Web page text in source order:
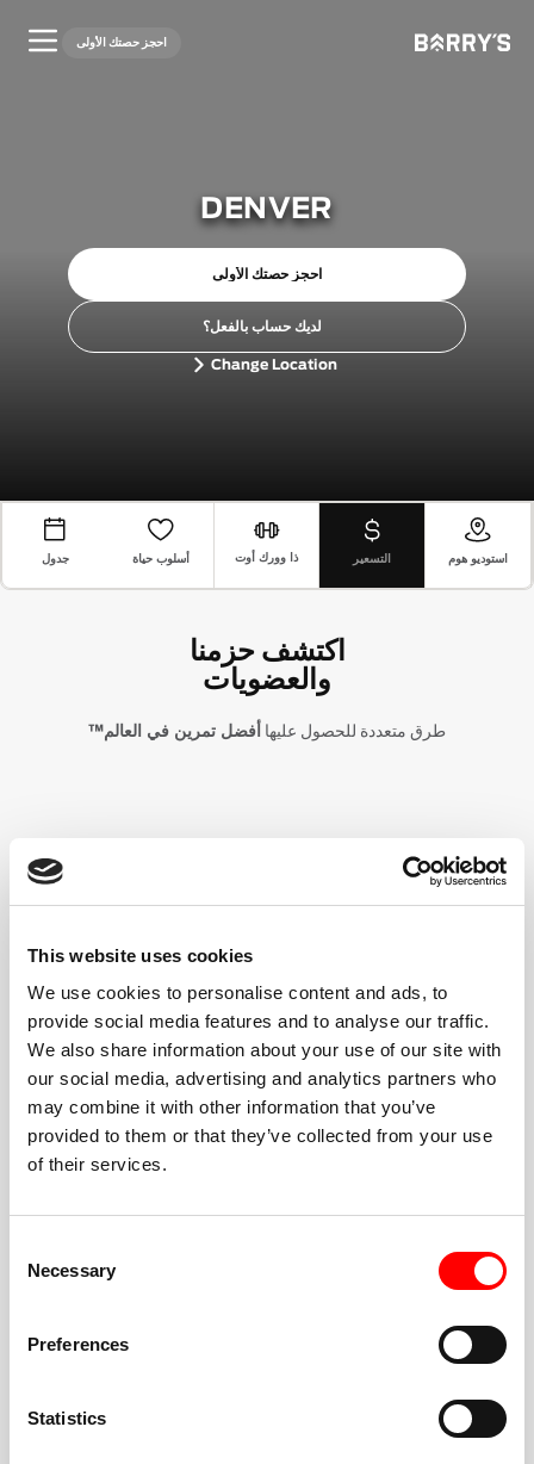
This website uses cookies
We use cookies to personalise content and ads, to
provide social media features and to analyse our traffic.
We also share information about your use of our site with
our social media, advertising and analytics partners who
may combine it with other information that you’ve
provided to them or that they’ve collected from your use
of their services.
Selection
Necessary
Preferences
Statistics
احجز حصتك الأولى
DENVER
احجز حصتك الأولى
لديك حساب بالفعل؟
Change Location
استوديو هوم التسعير ذا وورك أوت أسلوب حياة جدول
اكتشف حزمنا
والعضويات
طرق متعددة للحصول عليها أفضل تمرين في العالم™
can be intimidating to go to a new gym, but
Andrew
in a